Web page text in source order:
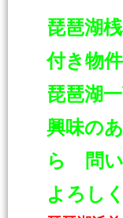
琵琶湖
付き物
琵琶湖一
興味の
ら 問い
よろし